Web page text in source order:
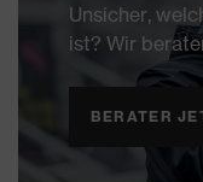
Unsicher,
ist? Wir
BERATER